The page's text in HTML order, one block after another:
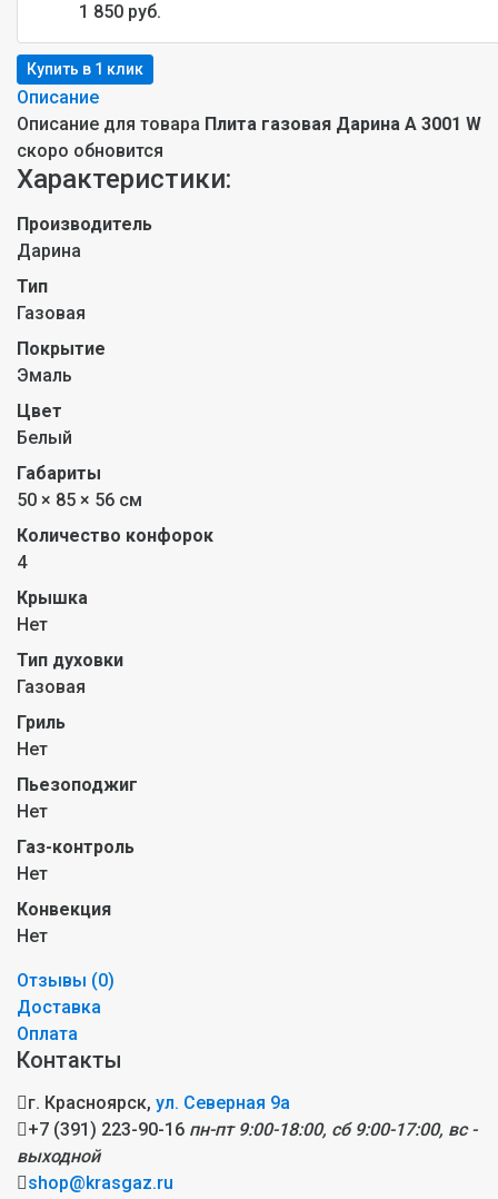
1 850 руб.
Описание
Описание для товара Плита газовая Дарина A 3001 W
скоро обновится
Характеристики:
Производитель
Дарина
Тип
Газовая
Покрытие
Эмаль
Цвет
Белый
Габариты
50 × 85 × 56 см
Количество конфорок
4
Крышка
Нет
Тип духовки
Газовая
Гриль
Нет
Пьезоподжиг
Нет
Газ-контроль
Нет
Конвекция
Нет
Отзывы (0)
Доставка
Оплата
Контакты
г. Красноярск, ул. Северная 9а
+7 (391) 223-90-16 пн-пт 9:00-18:00, сб 9:00-17:00, вс -
выходной
shop@krasgaz.ru